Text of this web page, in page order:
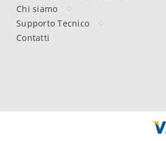
Chi siamo
Supporto Tecnico
Contatti